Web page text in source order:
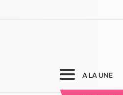
A LA UNE